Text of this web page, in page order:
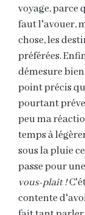
voyage, parce
faut l'avouer,
chose, les
préférées.
démesure
point précis
pourtant
peu ma
temps à
sous la pluie
passe pour
vous-plait !
contente